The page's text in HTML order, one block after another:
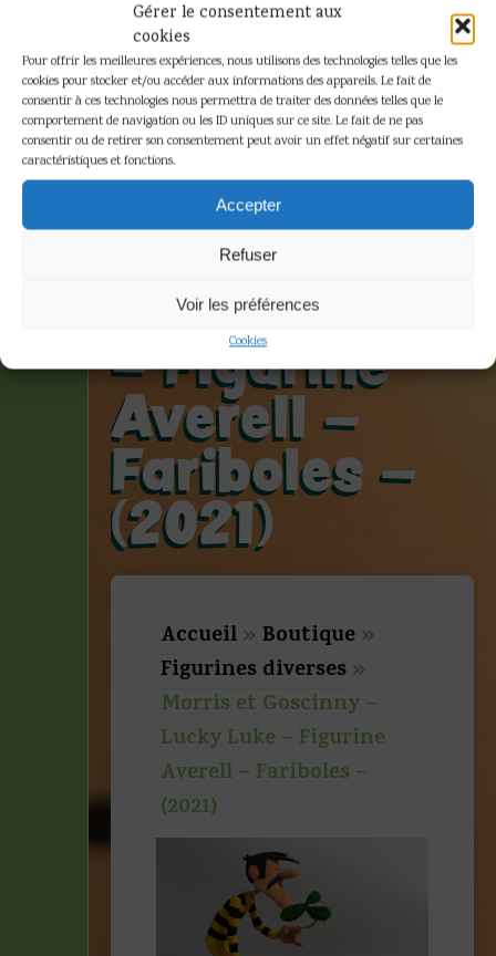
Gérer le consentement aux
cookies
Pour offrir les meilleures expériences, nous utilisons des technologies telles que les
cookies pour stocker et/ou accéder aux informations des appareils. Le fait de
consentir à ces technologies nous permettra de traiter des données telles que le
comportement de navigation ou les ID uniques sur ce site. Le fait de ne pas
consentir ou de retirer son consentement peut avoir un effet négatif sur certaines
caractéristiques et fonctions.
Accepter
Refuser
Voir les préférences
Cookies
Morris et
Goscinny –
Lucky Luke
– Figurine
Averell –
Fariboles –
(2021)
Accueil»Boutique»
Figurines diverses»
Morris et Goscinny –
Lucky Luke – Figurine
Averell – Fariboles –
(2021)